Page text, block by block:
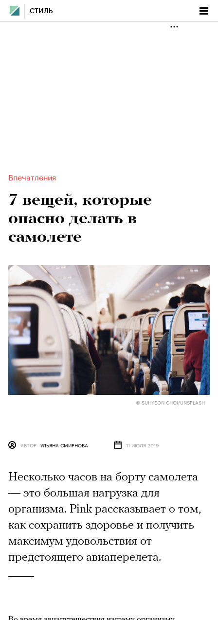
СТИЛЬ
Впечатления
7 вещей, которые
опасно делать в
самолете
© SUHYEON CHOI/UNSPLASH
АВТОР УЛЬЯНА СМИРНОВА 11 ИЮЛЯ 2019
Несколько часов на борту самолета
— это большая нагрузка для
организма. Pink рассказывает о том,
как сохранить здоровье и получить
максимум удовольствия от
предстоящего авиаперелета.